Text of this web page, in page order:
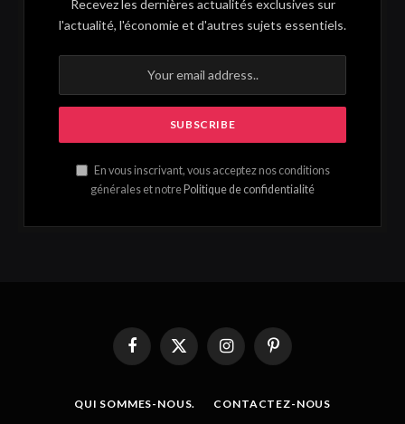
Recevez les dernières actualités exclusives sur
l'actualité, l'économie et d'autres sujets essentiels.
En vous inscrivant, vous acceptez nos conditions
générales et notrePolitique de confidentialité
FacebookX
(Twitter)
InstagramPinterest
QUI SOMMES-NOUS. CONTACTEZ-NOUS